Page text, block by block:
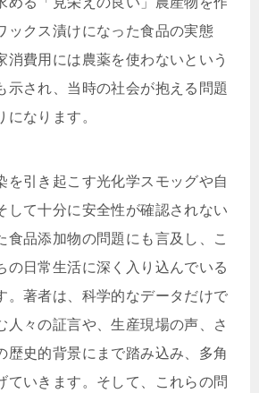
ックス漬けになった食品の実態
消費用には農薬を使わないという
示され、当時の社会が抱える問題
なります。
を引き起こす光化学スモッグや自
して十分に安全性が確認されない
食品添加物の問題にも言及し、こ
の日常生活に深く入り込んでいる
。著者は、科学的なデータだけで
人々の証言や、生産現場の声、さ
歴史的背景にまで踏み込み、多角
ていきます。そして、これらの問